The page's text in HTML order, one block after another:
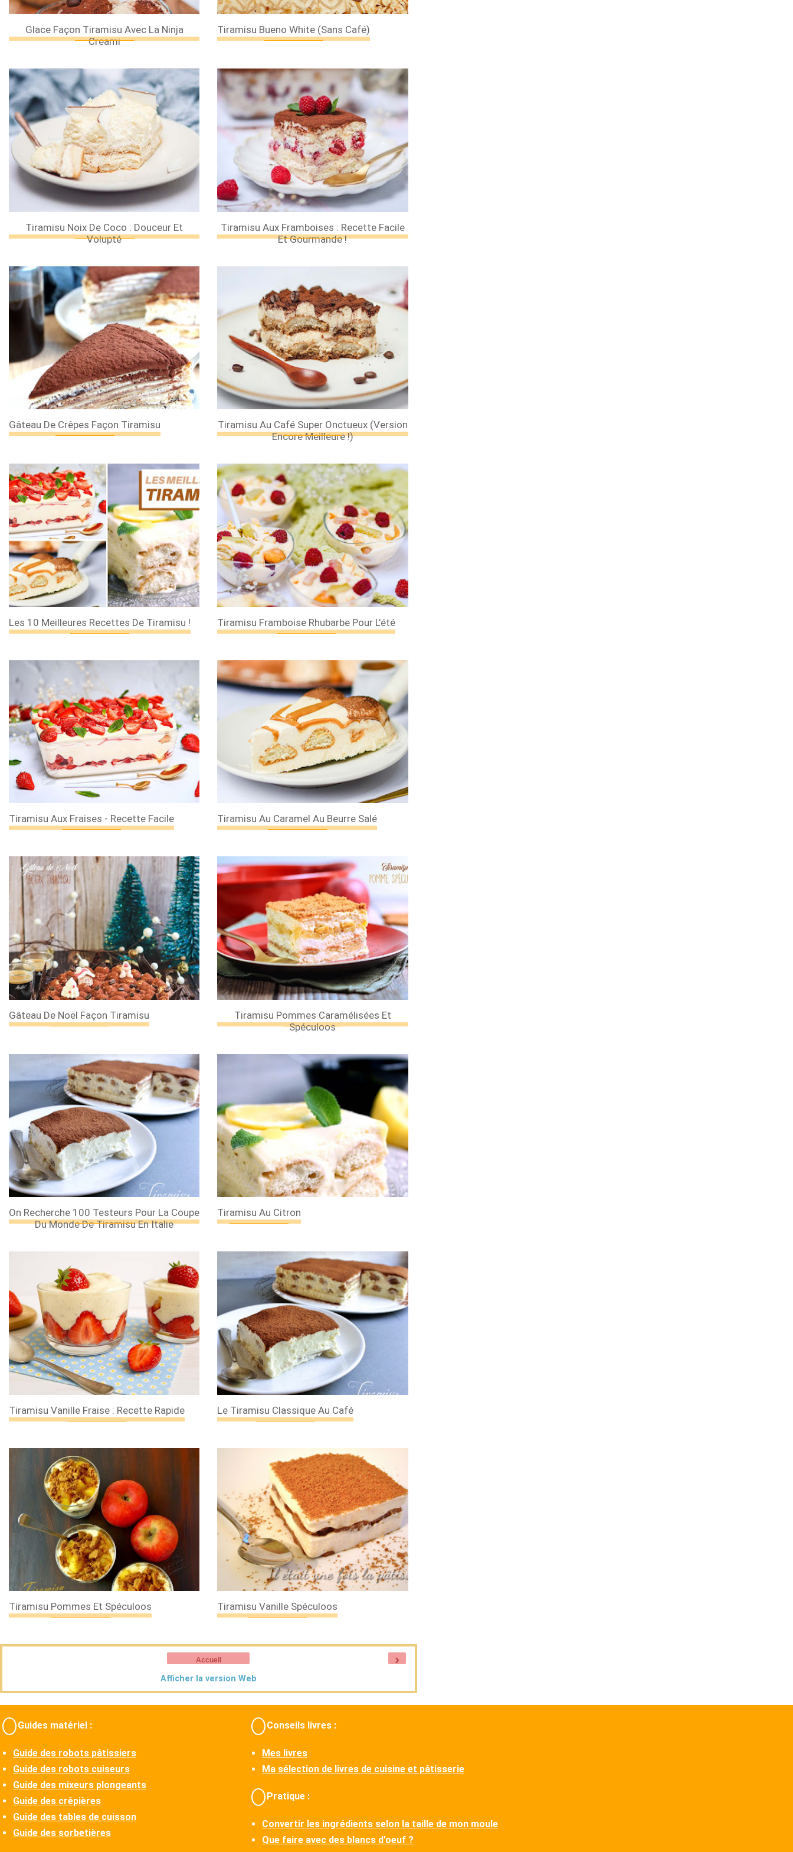
Glace Façon Tiramisu Avec La Ninja
Creami
Tiramisu Bueno White (sans Café)
Tiramisu Noix De Coco : Douceur Et
Volupté
Tiramisu Aux Framboises : Recette Facile
Et Gourmande !
Gâteau De Crêpes Façon Tiramisu
Tiramisu Au Café Super Onctueux (version
Encore Meilleure !)
Les 10 Meilleures Recettes De Tiramisu ! Tiramisu Framboise Rhubarbe Pour L'été
Tiramisu Aux Fraises - Recette Facile Tiramisu Au Caramel Au Beurre Salé
Gâteau De Noël Façon Tiramisu
Tiramisu Pommes Caramélisées Et
Spéculoos
On Recherche 100 Testeurs Pour La Coupe
Du Monde De Tiramisu En Italie
Tiramisu Au Citron
Tiramisu Vanille Fraise : Recette Rapide Le Tiramisu Classique Au Café
Tiramisu Pommes Et Spéculoos Tiramisu Vanille Spéculoos
›
Accueil
Afficher la version Web
Guides matériel :
Guide des robots pâtissiers
Guide des robots cuiseurs
Guide des mixeurs plongeants
Guide des crêpières
Guide des tables de cuisson
Guide des sorbetières
Conseils livres :
Mes livres
Ma sélection de livres de cuisine et pâtisserie
Pratique :
Convertir les ingrédients selon la taille de mon moule
Que faire avec des blancs d'oeuf ?
Les 30 outils indispensables
EN PÂTISSERIE